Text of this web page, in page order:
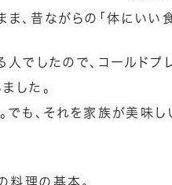
、昔ながらの「体にいい
人でしたので、コールド
した。
でも、それを家族が美味
料理の基本。